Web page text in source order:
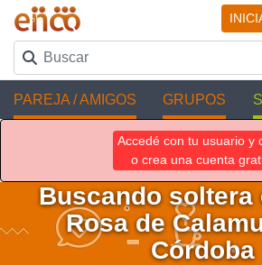
PAREJA / AMIGOS GRUPOS
Accedé con tu usuario y
o crea una cuenta
Buscando soltera
Rosa de
Córdoba